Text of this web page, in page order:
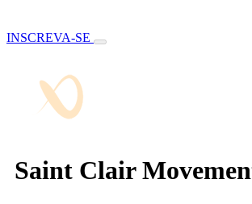
INSCREVA-SE
Saint Clair